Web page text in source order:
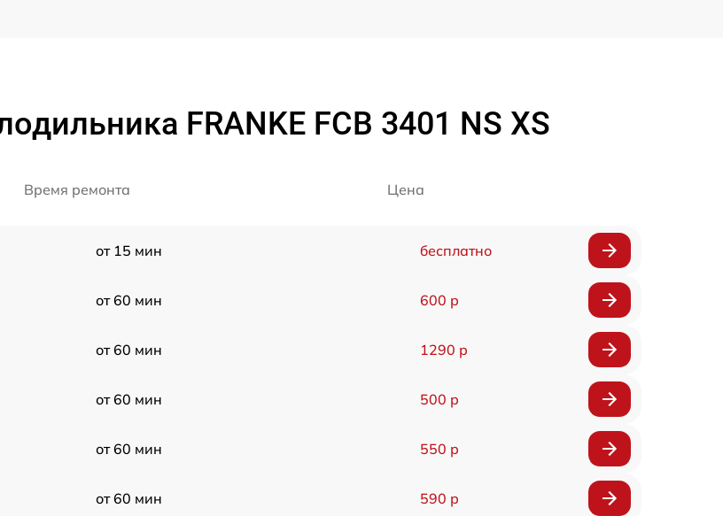
FRANKE FCB 3401 NS XS
Время ремонта Цена
от 15 мин бесплатно
от 60 мин 600 р
от 60 мин 1290 р
от 60 мин 500 р
от 60 мин 550 р
от 60 мин 590 р